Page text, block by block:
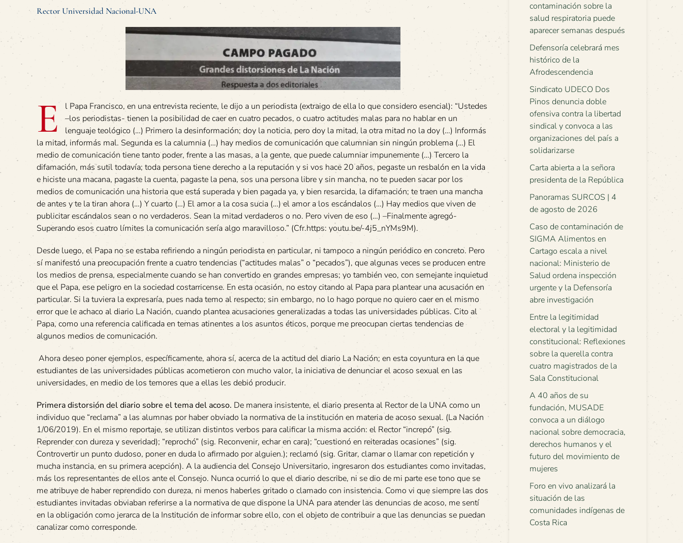
Rector Universidad Nacional-UNA
E
l Papa Francisco, en una entrevista reciente, le dijo a un periodista (extraigo de ella lo que considero esencial): “Ustedes
–los periodistas- tienen la posibilidad de caer en cuatro pecados, o cuatro actitudes malas para no hablar en un
lenguaje teológico (…) Primero la desinformación; doy la noticia, pero doy la mitad, la otra mitad no la doy (…) Informás
la mitad, informás mal. Segunda es la calumnia (…) hay medios de comunicación que calumnian sin ningún problema (…) El
medio de comunicación tiene tanto poder, frente a las masas, a la gente, que puede calumniar impunemente (…) Tercero la
difamación, más sutil todavía; toda persona tiene derecho a la reputación y si vos hace 20 años, pegaste un resbalón en la vida
e hiciste una macana, pagaste la cuenta, pagaste la pena, sos una persona libre y sin mancha, no te pueden sacar por los
medios de comunicación una historia que está superada y bien pagada ya, y bien resarcida, la difamación; te traen una mancha
de antes y te la tiran ahora (…) Y cuarto (…) El amor a la cosa sucia (…) el amor a los escándalos (…) Hay medios que viven de
publicitar escándalos sean o no verdaderos. Sean la mitad verdaderos o no. Pero viven de eso (…) –Finalmente agregó-
Superando esos cuatro límites la comunicación sería algo maravilloso.” (Cfr.https: youtu.be/-4j5_nYMs9M).
Desde luego, el Papa no se estaba refiriendo a ningún periodista en particular, ni tampoco a ningún periódico en concreto. Pero
sí manifestó una preocupación frente a cuatro tendencias (“actitudes malas” o “pecados”), que algunas veces se producen entre
los medios de prensa, especialmente cuando se han convertido en grandes empresas; yo también veo, con semejante inquietud
que el Papa, ese peligro en la sociedad costarricense. En esta ocasión, no estoy citando al Papa para plantear una acusación en
particular. Si la tuviera la expresaría, pues nada temo al respecto; sin embargo, no lo hago porque no quiero caer en el mismo
error que le achaco al diario La Nación, cuando plantea acusaciones generalizadas a todas las universidades públicas. Cito al
Papa, como una referencia calificada en temas atinentes a los asuntos éticos, porque me preocupan ciertas tendencias de
algunos medios de comunicación.
Ahora deseo poner ejemplos, específicamente, ahora sí, acerca de la actitud del diario La Nación; en esta coyuntura en la que
estudiantes de las universidades públicas acometieron con mucho valor, la iniciativa de denunciar el acoso sexual en las
universidades, en medio de los temores que a ellas les debió producir.
Primera distorsión del diario sobre el tema del acoso. De manera insistente, el diario presenta al Rector de la UNA como un
individuo que “reclama” a las alumnas por haber obviado la normativa de la institución en materia de acoso sexual. (La Nación
1/06/2019). En el mismo reportaje, se utilizan distintos verbos para calificar la misma acción: el Rector “increpó” (sig.
Reprender con dureza y severidad); “reprochó” (sig. Reconvenir, echar en cara); “cuestionó en reiteradas ocasiones” (sig.
Controvertir un punto dudoso, poner en duda lo afirmado por alguien.); reclamó (sig. Gritar, clamar o llamar con repetición y
mucha instancia, en su primera acepción). A la audiencia del Consejo Universitario, ingresaron dos estudiantes como invitadas,
más los representantes de ellos ante el Consejo. Nunca ocurrió lo que el diario describe, ni se dio de mi parte ese tono que se
me atribuye de haber reprendido con dureza, ni menos haberles gritado o clamado con insistencia. Como vi que siempre las dos
estudiantes invitadas obviaban referirse a la normativa de que dispone la UNA para atender las denuncias de acoso, me sentí
en la obligación como jerarca de la Institución de informar sobre ello, con el objeto de contribuir a que las denuncias se puedan
canalizar como corresponde.
contaminación sobre la
salud respiratoria puede
aparecer semanas después
Defensoría celebrará mes
histórico de la
Afrodescendencia
Sindicato UDECO Dos
Pinos denuncia doble
ofensiva contra la libertad
sindical y convoca a las
organizaciones del país a
solidarizarse
Carta abierta a la señora
presidenta de la República
Panoramas SURCOS | 4
de agosto de 2026
Caso de contaminación de
SIGMA Alimentos en
Cartago escala a nivel
nacional: Ministerio de
Salud ordena inspección
urgente y la Defensoría
abre investigación
Entre la legitimidad
electoral y la legitimidad
constitucional: Reflexiones
sobre la querella contra
cuatro magistrados de la
Sala Constitucional
A 40 años de su
fundación, MUSADE
convoca a un diálogo
nacional sobre democracia,
derechos humanos y el
futuro del movimiento de
mujeres
Foro en vivo analizará la
situación de las
comunidades indígenas de
Costa Rica